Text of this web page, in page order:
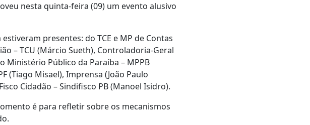
nesta quinta-feira (09) um evento alusivo
presentes: do TCE e MP de Contas
– TCU (Márcio Sueth), Controladoria-Geral
Ministério Público da Paraíba – MPPB
(Tiago Misael), Imprensa (João Paulo
Cidadão – Sindifisco PB (Manoel Isidro).
é para refletir sobre os mecanismos